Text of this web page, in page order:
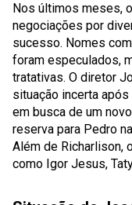
Nos últimos meses,
negociações por
sucesso. Nomes
foram especulados,
tratativas. O diretor
situação incerta
em busca de um
reserva para Pedro
Além de Richarlison,
como Igor Jesus,